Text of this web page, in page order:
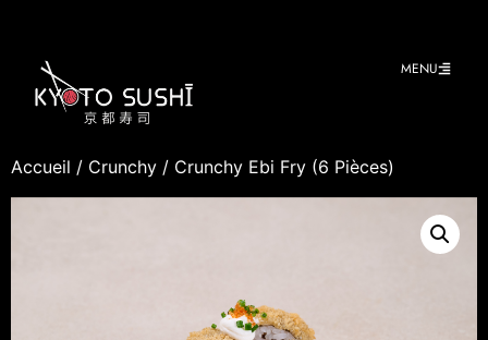
MENU
Accueil / Crunchy / Crunchy Ebi Fry (6 Pièces)